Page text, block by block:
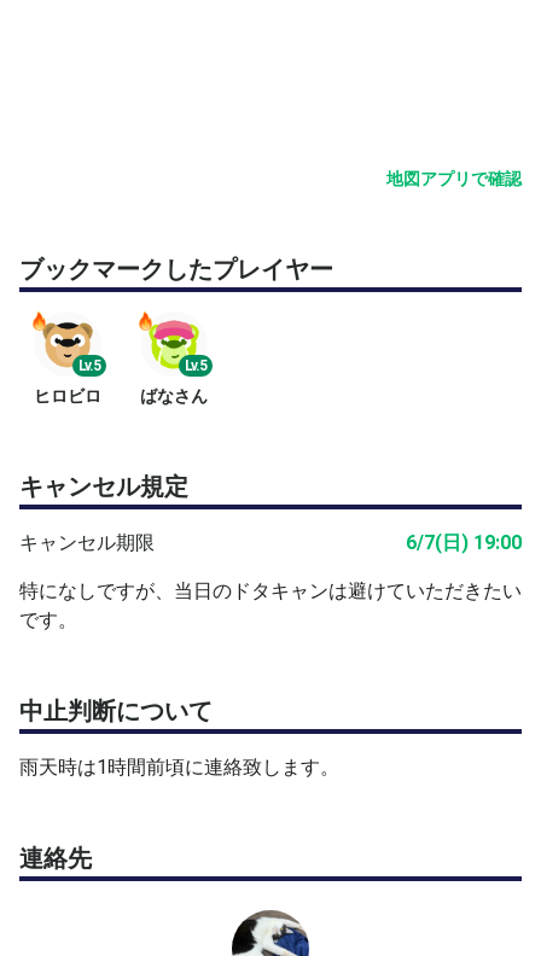
3人以下の場合はシングルス中心になりますので、シング
ボールはst.jamesを中心に40球弱用意します。
（その他）
雨天時は1時間前頃に連絡致します。
テニスオフ中の怪我等は自己責任となりますので、各自、
地図アプリで確認
ブックマークしたプレイヤー
Lv.5
ヒロビロ
Lv.5
ばなさん
キャンセル規定
キャンセル期限 6/7(日) 19:00
特になしですが、当日のドタキャンは避けていただきたい
です。
中止判断について
雨天時は1時間前頃に連絡致します。
連絡先